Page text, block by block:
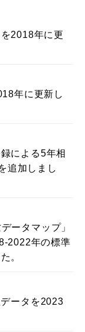
2018年に更
年に更新し
による5年相
追加しまし
ータマップ」
2022年の標準
。
データを2023